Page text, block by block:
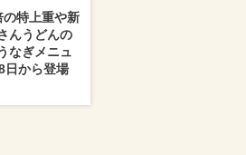
の特上重や新
んうどんの
なぎメニュ
日から登場